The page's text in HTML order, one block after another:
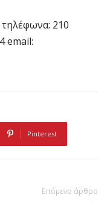
210
email:
Pinterest
Επόμενο άρθρο